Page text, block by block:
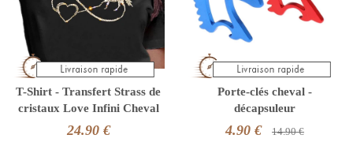
T-Shirt - Transfert Strass de
cristaux Love Infini Cheval
24.90 €
Porte-clés cheval -
décapsuleur
4.90 € 14.90 €